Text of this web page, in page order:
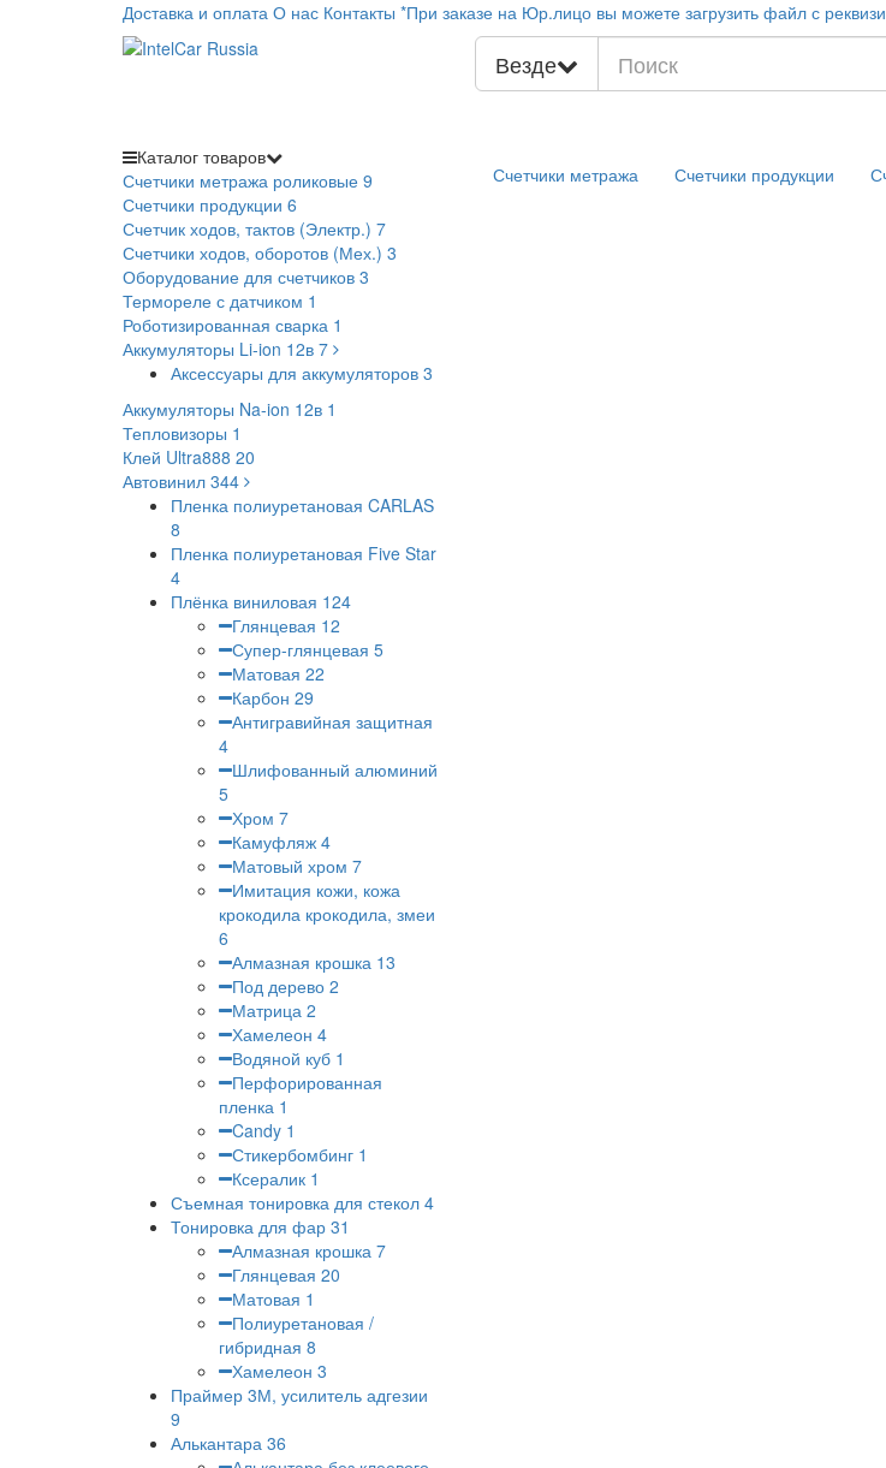
Доставка и оплата О нас Контакты *При заказе на Юр.лицо вы можете загрузить файл с
Везде
Каталог товаров
Счетчики метража роликовые 9
Счетчики продукции 6
Счетчик ходов, тактов (Электр.) 7
Счетчики ходов, оборотов (Мех.) 3
Оборудование для счетчиков 3
Термореле с датчиком 1
Роботизированная сварка 1
Аккумуляторы Li-ion 12в 7
Аксессуары для аккумуляторов 3
Аккумуляторы Na-ion 12в 1
Тепловизоры 1
Клей Ultra888 20
Автовинил 344
Пленка полиуретановая CARLAS
8
Пленка полиуретановая Five Star
4
Плёнка виниловая 124
Глянцевая 12
Супер-глянцевая 5
Матовая 22
Карбон 29
Антигравийная защитная
4
Шлифованный алюминий
5
Хром 7
Камуфляж 4
Матовый хром 7
Имитация кожи, кожа
крокодила крокодила, змеи
6
Алмазная крошка 13
Под дерево 2
Матрица 2
Хамелеон 4
Водяной куб 1
Перфорированная
пленка 1
Candy 1
Стикербомбинг 1
Ксералик 1
Съемная тонировка для стекол 4
Тонировка для фар 31
Алмазная крошка 7
Глянцевая 20
Матовая 1
Полиуретановая /
гибридная 8
Хамелеон 3
Праймер 3М, усилитель адгезии
9
Алькантара 36
Счетчики метража Счетчики продукции